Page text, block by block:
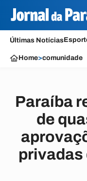
Últimas Notícias
Home>comunidade
Paraíba
de
privadas